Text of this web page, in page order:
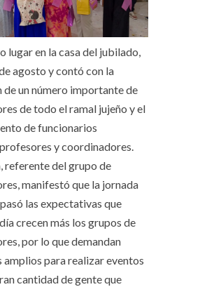
lugar en la casa del jubilado,
agosto y contó con la
un número importante de
de todo el ramal jujeño y el
de funcionarios
y coordinadores.
referente del grupo de
manifestó que la jornada
las expectativas que
crecen más los grupos de
por lo que demandan
amplios para realizar eventos
cantidad de gente que